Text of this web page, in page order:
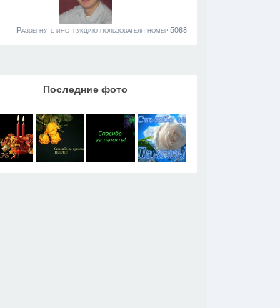
Развернуть инструкцию пользователя номер 5068
Последние фото